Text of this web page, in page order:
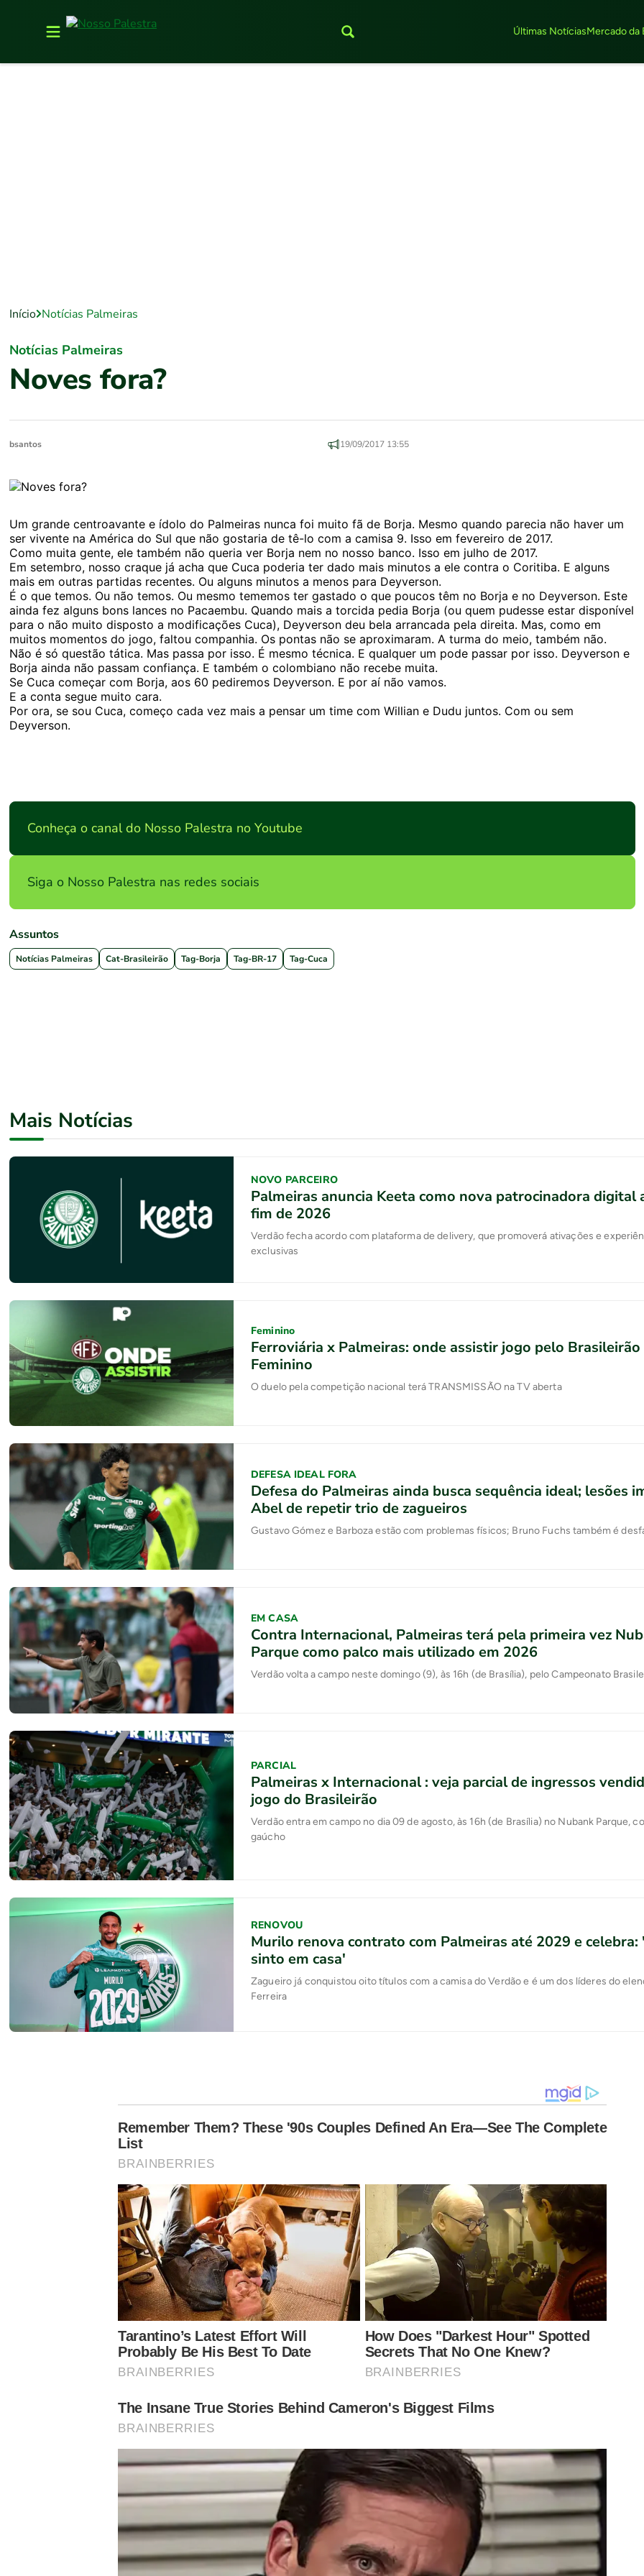
Últimas NotíciasMercado da
Início Notícias Palmeiras
Notícias Palmeiras
Noves fora?
bsantos 19/09/2017 13:55
Um grande centroavante e ídolo do Palmeiras nunca foi muito fã de Borja. Mesmo quando parecia não haver um
ser vivente na América do Sul que não gostaria de tê-lo com a camisa 9. Isso em fevereiro de 2017.
Como muita gente, ele também não queria ver Borja nem no nosso banco. Isso em julho de 2017.
Em setembro, nosso craque já acha que Cuca poderia ter dado mais minutos a ele contra o Coritiba. E alguns
mais em outras partidas recentes. Ou alguns minutos a menos para Deyverson.
É o que temos. Ou não temos. Ou mesmo tememos ter gastado o que poucos têm no Borja e no Deyverson. Este
ainda fez alguns bons lances no Pacaembu. Quando mais a torcida pedia Borja (ou quem pudesse estar disponível
para o não muito disposto a modificações Cuca), Deyverson deu bela arrancada pela direita. Mas, como em
muitos momentos do jogo, faltou companhia. Os pontas não se aproximaram. A turma do meio, também não.
Não é só questão tática. Mas passa por isso. É mesmo técnica. E qualquer um pode passar por isso. Deyverson e
Borja ainda não passam confiança. E também o colombiano não recebe muita.
Se Cuca começar com Borja, aos 60 pediremos Deyverson. E por aí não vamos.
E a conta segue muito cara.
Por ora, se sou Cuca, começo cada vez mais a pensar um time com Willian e Dudu juntos. Com ou sem
Deyverson.
Conheça o canal do Nosso Palestra no Youtube
Siga o Nosso Palestra nas redes sociais
Assuntos
Notícias Palmeiras Cat-Brasileirão Tag-Borja Tag-BR-17 Tag-Cuca
Mais Notícias
NOVO PARCEIRO
Palmeiras anuncia Keeta como nova patrocinadora digital
fim de 2026
Verdão fecha acordo com plataforma de delivery, que promoverá ativações e
exclusivas
Feminino
Ferroviária x Palmeiras: onde assistir jogo pelo Brasileirão
Feminino
O duelo pela competição nacional terá TRANSMISSÃO na TV aberta
DEFESA IDEAL FORA
Defesa do Palmeiras ainda busca sequência ideal; lesões
Abel de repetir trio de zagueiros
Gustavo Gómez e Barboza estão com problemas físicos; Bruno Fuchs também é
EM CASA
Contra Internacional, Palmeiras terá pela primeira vez
Parque como palco mais utilizado em 2026
Verdão volta a campo neste domingo (9), às 16h (de Brasília), pelo Campeonato
PARCIAL
Palmeiras x Internacional : veja parcial de ingressos
jogo do Brasileirão
Verdão entra em campo no dia 09 de agosto, às 16h (de Brasília) no Nubank Parque,
gaúcho
RENOVOU
Murilo renova contrato com Palmeiras até 2029 e celebra:
sinto em casa'
Zagueiro já conquistou oito títulos com a camisa do Verdão e é um dos líderes do
Ferreira